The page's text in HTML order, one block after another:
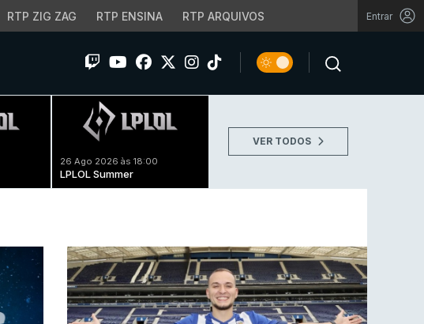
RTP ZIG ZAG RTP ENSINA RTP ARQUIVOS Entrar
26 Ago 2026 às 18:00
LPLOL Summer
VER TODOS